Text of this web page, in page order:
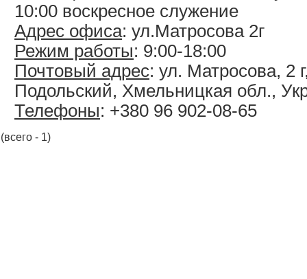
10:00 воскресное служение
Адрес офиса: ул.Матросова 2г
Режим работы: 9:00-18:00
Почтовый адрес: ул. Матросова, 2
Подольский, Хмельницкая обл.,
Телефоны: +380 96 902-08-65
(всего - 1)